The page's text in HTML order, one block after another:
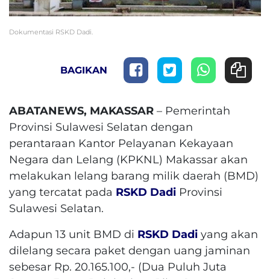
Dokumentasi RSKD Dadi.
BAGIKAN
ABATANEWS, MAKASSAR – Pemerintah
Provinsi Sulawesi Selatan dengan
perantaraan Kantor Pelayanan Kekayaan
Negara dan Lelang (KPKNL) Makassar akan
melakukan lelang barang milik daerah (BMD)
yang tercatat pada RSKD Dadi Provinsi
Sulawesi Selatan.
Adapun 13 unit BMD di RSKD Dadi yang akan
dilelang secara paket dengan uang jaminan
sebesar Rp. 20.165.100,- (Dua Puluh Juta